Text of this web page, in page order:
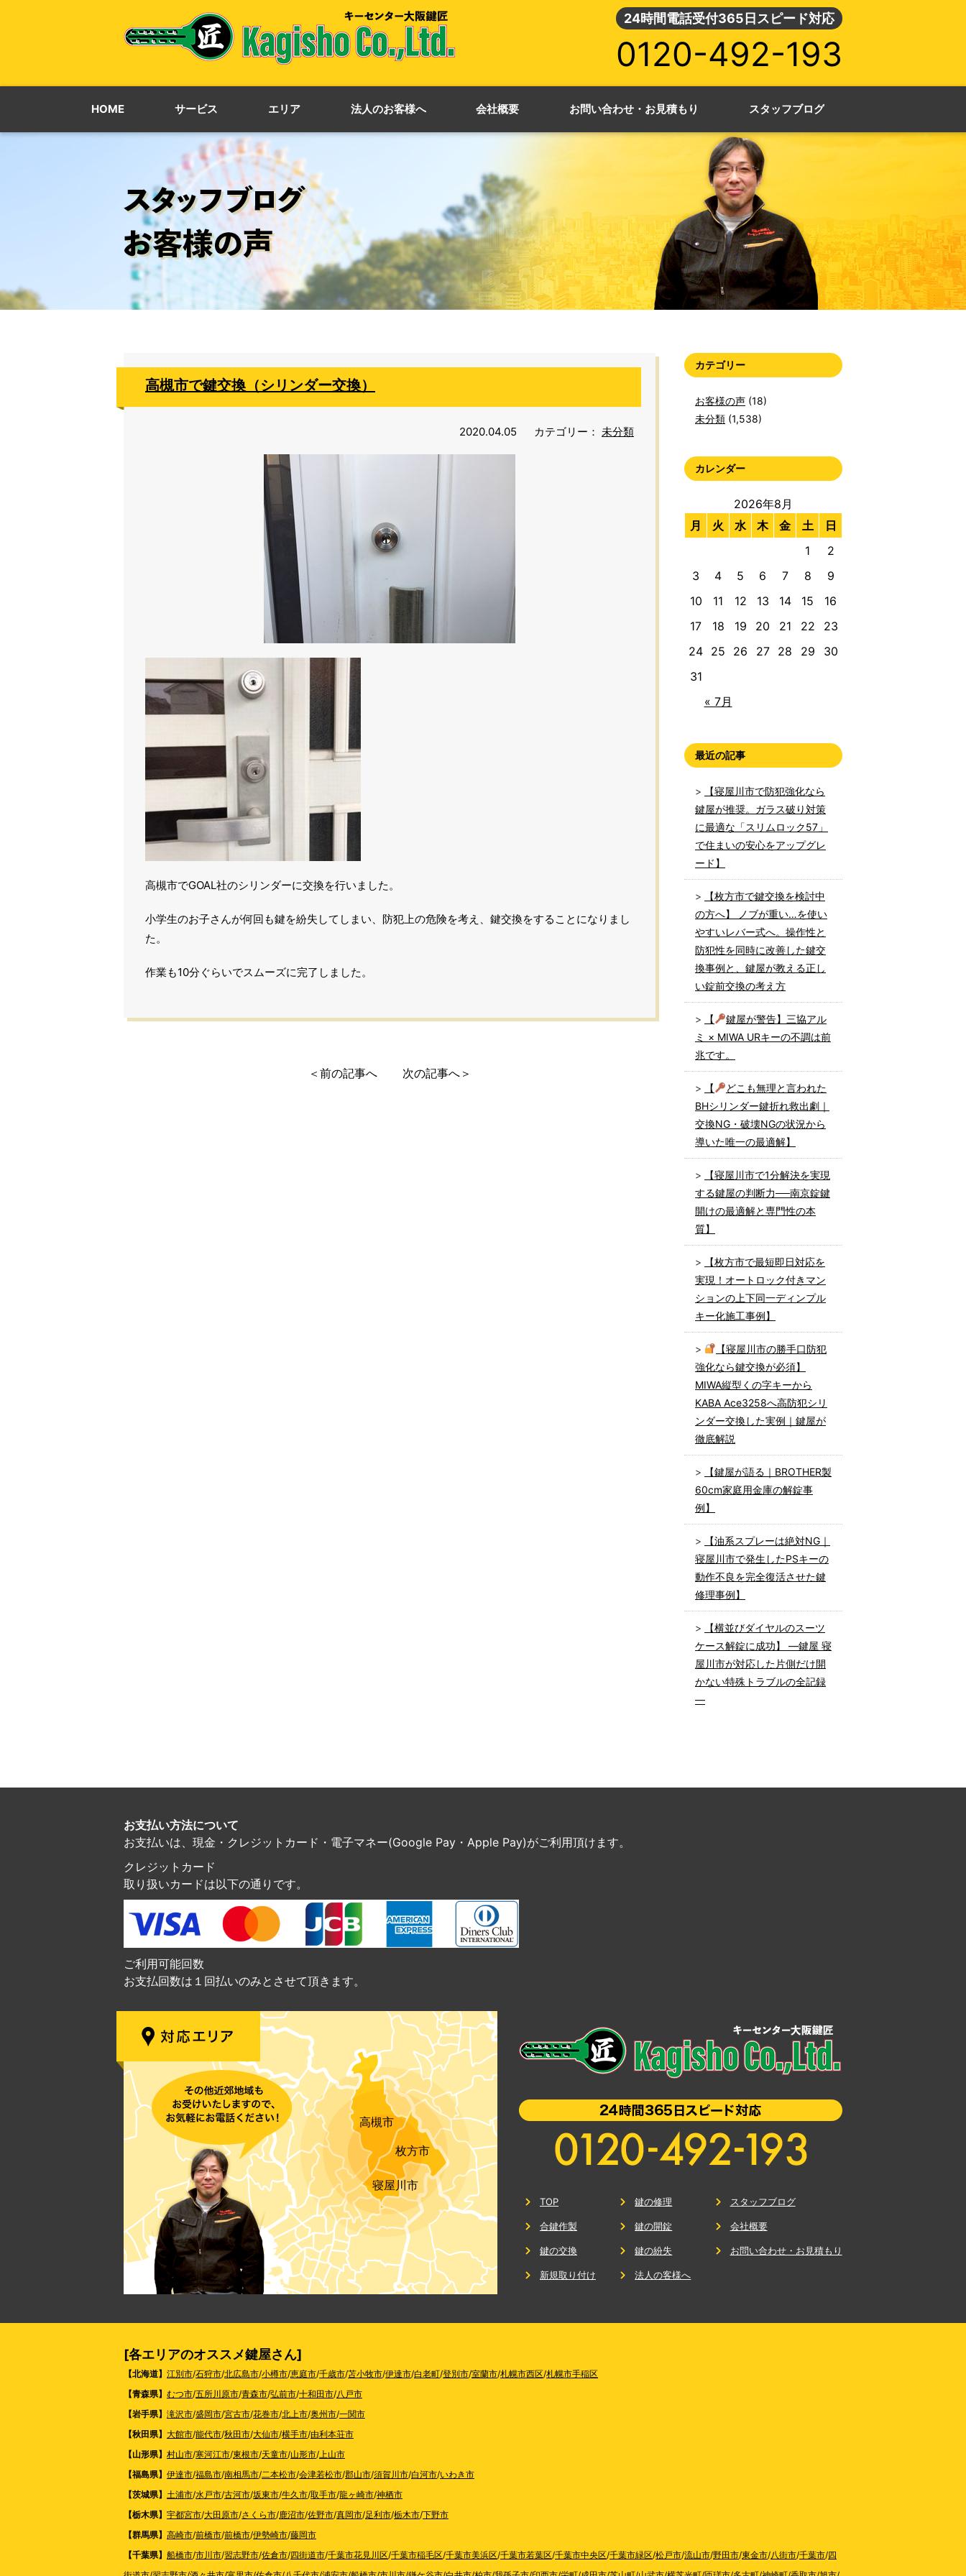
24時間電話受付365日スピード対応
0120-492-193
HOME サービス エリア 法人のお客様へ 会社概要 お問い合わせ・お見積もり スタッフブログ
高槻市で鍵交換（シリンダー交換）
2020.04.05 カテゴリー： 未分類
高槻市でGOAL社のシリンダーに交換を行いました。
小学生のお子さんが何回も鍵を紛失してしまい、防犯上の危険を考え、鍵交換をすることになりまし
た。
作業も10分ぐらいでスムーズに完了しました。
＜前の記事へ 次の記事へ＞
カテゴリー
お客様の声 (18)
未分類 (1,538)
カレンダー
2026年8月
月
火 水 木 金 土 日
« 7月
1
2
3
4 5 6 7 8
9
10
11 12 13 14 15
16
17
18 19 20 21 22
23
24 25 26 27 28 29
30
31
最近の記事
【寝屋川市で防犯強化なら
鍵屋が推奨。ガラス破り対策
に最適な「スリムロック57」
で住まいの安心をアップグレ
ード】
【枚方市で鍵交換を検討中
の方へ】 ノブが重い…を使い
やすいレバー式へ。操作性と
防犯性を同時に改善した鍵交
換事例と、鍵屋が教える正し
い錠前交換の考え方
【
鍵屋が警告】三協アル
ミ × MIWA URキーの不調は前
兆です。
【
どこも無理と言われた
BHシリンダー鍵折れ救出劇｜
交換NG・破壊NGの状況から
導いた唯一の最適解】
【寝屋川市で1分解決を実現
する鍵屋の判断力──南京錠鍵
開けの最適解と専門性の本
質】
【枚方市で最短即日対応を
実現！オートロック付きマン
ションの上下同一ディンプル
キー化施工事例】
【寝屋川市の勝手口防犯
強化なら鍵交換が必須】
MIWA縦型くの字キーから
KABA Ace3258へ高防犯シリ
ンダー交換した実例｜鍵屋が
徹底解説
【鍵屋が語る｜BROTHER製
60cm家庭用金庫の解錠事
例】
【油系スプレーは絶対NG｜
寝屋川市で発生したPSキーの
動作不良を完全復活させた鍵
修理事例】
【横並びダイヤルのスーツ
ケース解錠に成功】 ―鍵屋 寝
屋川市が対応した片側だけ開
かない特殊トラブルの全記録
―
お支払い方法について
お支払いは、現金・クレジットカード・電子マネー(Google Pay・Apple Pay)がご利用頂けます。
クレジットカード
取り扱いカードは以下の通りです。
ご利用可能回数
お支払回数は１回払いのみとさせて頂きます。
高槻市
枚方市
寝屋川市
TOP
合鍵作製
鍵の交換
新規取り付け
鍵の修理
鍵の開錠
鍵の紛失
法人の客様へ
スタッフブログ
会社概要
お問い合わせ・お見積もり
[各エリアのオススメ鍵屋さん]
【北海道】 江別市/石狩市/北広島市/小樽市/恵庭市/千歳市/苫小牧市/伊達市/白老町/登別市/室蘭市/札幌市西区/札幌市手稲区
【青森県】 むつ市/五所川原市/青森市/弘前市/十和田市/八戸市
【岩手県】 滝沢市/盛岡市/宮古市/花巻市/北上市/奥州市/一関市
【秋田県】 大館市/能代市/秋田市/大仙市/横手市/由利本荘市
【山形県】 村山市/寒河江市/東根市/天童市/山形市/ 上山市
【福島県】 伊達市/福島市/南相馬市/二本松市/会津若松市/郡山市/須賀川市/白河市/いわき市
【茨城県】 土浦市/水戸市/古河市/坂東市/牛久市/取手市/龍ヶ崎市/神栖市
【栃木県】 宇都宮市/大田原市/さくら市/鹿沼市/佐野市/真岡市/足利市/栃木市/下野市
【群馬県】 高崎市/前橋市/前橋市/伊勢崎市/藤岡市
【千葉県】 船橋市/市川市/習志野市/佐倉市/四街道市/千葉市花見川区/千葉市稲毛区/千葉市美浜区/千葉市若葉区/千葉市中央区/千葉市緑区/松戸市/流山市/野田市/東金市/八街市/千葉市/四